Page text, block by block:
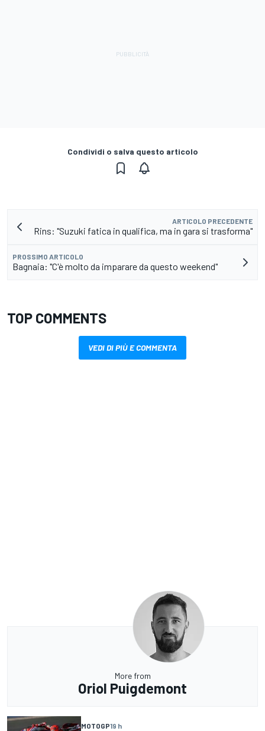
Condividi o salva questo articolo
ARTICOLO PRECEDENTE
Rins: "Suzuki fatica in qualifica, ma in gara si trasforma"
PROSSIMO ARTICOLO
Bagnaia: "C'è molto da imparare da questo weekend"
TOP COMMENTS
VEDI DI PIÙ E COMMENTA
More from
Oriol Puigdemont
MOTOGP19 h